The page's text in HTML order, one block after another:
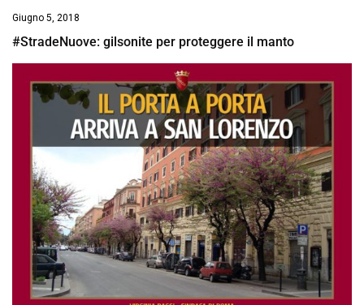
Giugno 5, 2018
#StradeNuove: gilsonite per proteggere il manto